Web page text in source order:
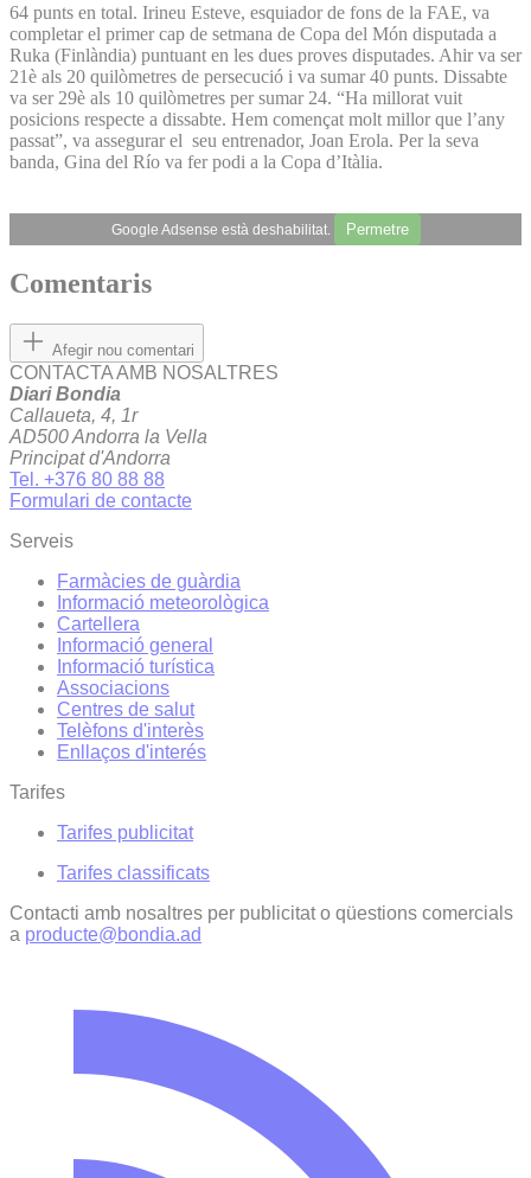
64 punts en total. Irineu Esteve, esquiador de fons de la FAE, va
completar el primer cap de setmana de Copa del Món disputada a
Ruka (Finlàndia) puntuant en les dues proves disputades. Ahir va ser
21è als 20 quilòmetres de persecució i va sumar 40 punts. Dissabte
va ser 29è als 10 quilòmetres per sumar 24. “Ha millorat vuit
posicions respecte a dissabte. Hem començat molt millor que l’any
passat”, va assegurar el seu entrenador, Joan Erola. Per la seva
banda, Gina del Río va fer podi a la Copa d’Itàlia.
Google Adsense està deshabilitat. Permetre
Comentaris
Afegir nou comentari
CONTACTA AMB NOSALTRES
Diari Bondia
Callaueta, 4, 1r
AD500 Andorra la Vella
Principat d'Andorra
Tel. +376 80 88 88
Formulari de contacte
Serveis
Farmàcies de guàrdia
Informació meteorològica
Cartellera
Informació general
Informació turística
Associacions
Centres de salut
Telèfons d'interès
Enllaços d'interés
Tarifes
Tarifes publicitat
Tarifes classificats
Contacti amb nosaltres per publicitat o qüestions comercials
a producte@bondia.ad